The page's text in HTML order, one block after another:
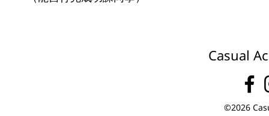
Casual
©2026